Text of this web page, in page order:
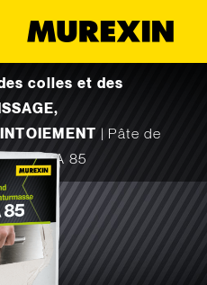
colles et des
Pâte de
CA 85